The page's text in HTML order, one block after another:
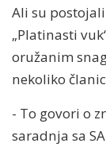
Ali su
„Platinasti
oružanim
nekoliko
- To govori o
saradnja sa